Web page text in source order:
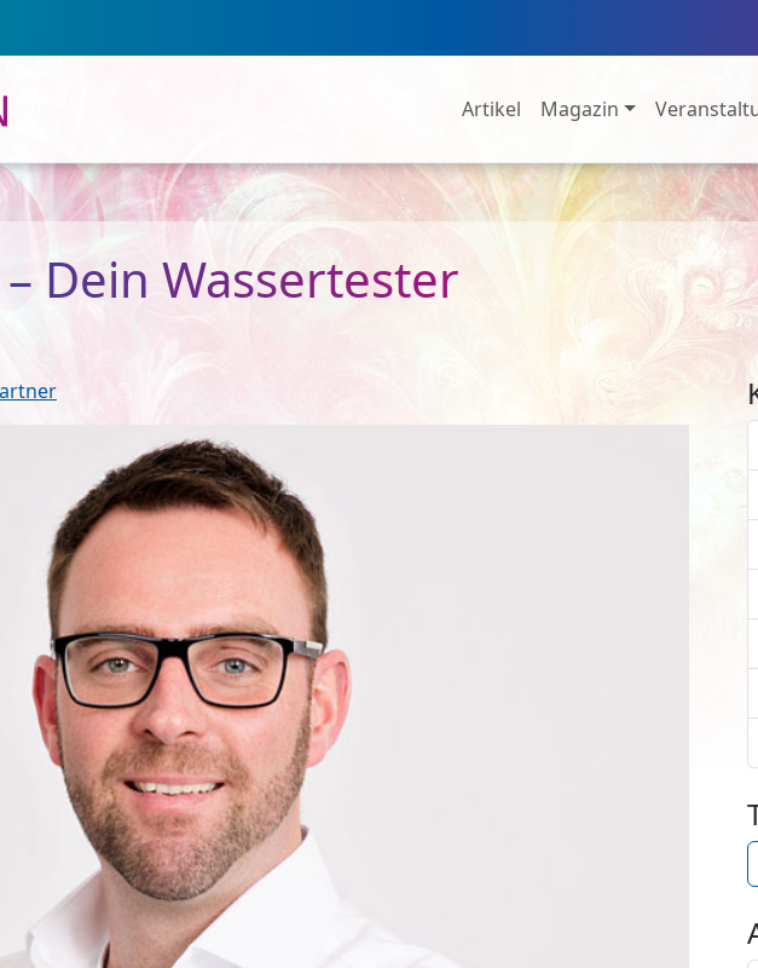
Artikel Magazin
Dein Wassertester